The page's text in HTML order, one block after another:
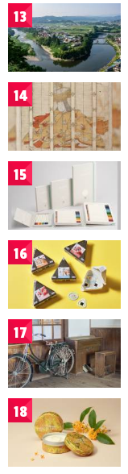
13
14
15
16
17
18